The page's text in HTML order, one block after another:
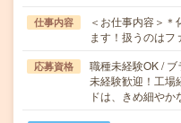
仕事内容
＜お仕事内容＞
ます！扱うのは
応募資格
職種未経験OK /
未経験歓迎！工場
ドは、きめ細や